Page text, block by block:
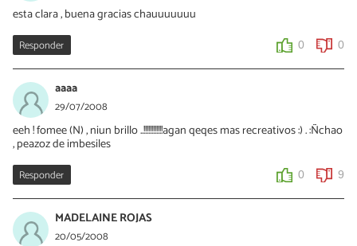
esta clara , buena gracias chauuuuuuu
Responder 0 0
aaaa
29/07/2008
eeh ! fomee (N) , niun brillo ..!!!!!!!!!!!!agan qeqes mas recreativos :) . :Ñchao
, peazoz de imbesiles
Responder 0 9
MADELAINE ROJAS
20/05/2008